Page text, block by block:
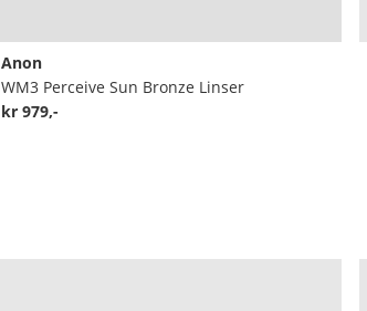
Anon
WM3 Perceive Sun Bronze Linser
kr 979,-